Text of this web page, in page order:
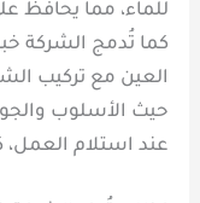
للماء، مما يحافظ
كما تُدمج الشركة
العين مع تركيب
حيث الأسلوب
عند استلام العمل،